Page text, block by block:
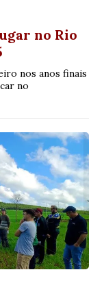
no Rio
nos anos finais
no